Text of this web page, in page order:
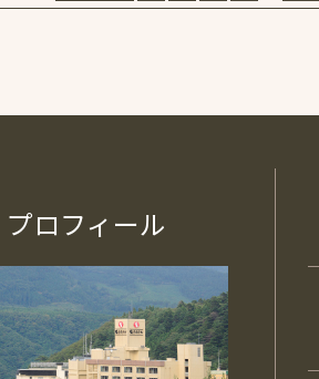
プロフィール